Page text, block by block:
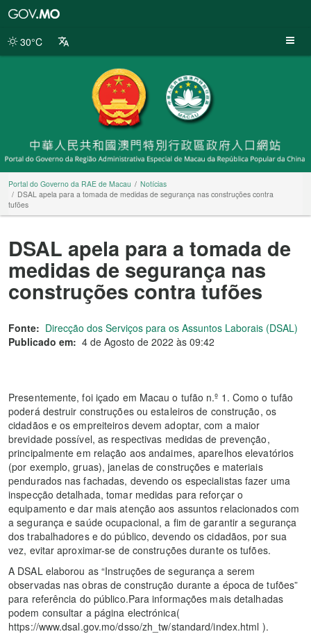
da
30°C
Portal do Governo da RAE de Macau
Notícias
DSAL apela para a tomada de medidas de segurança nas construções contra
tufões
DSAL apela para a tomada de
medidas de segurança nas
construções contra tufões
Fonte: Direcção dos Serviços para os Assuntos Laborais (DSAL)
Publicado em: 4 de Agosto de 2022 às 09:42
Presentemente, foi içado em Macau o tufão n.º 1. Como o tufão
poderá destruir construções ou estaleiros de construção, os
cidadãos e os empreiteiros devem adoptar, com a maior
brevidade possível, as respectivas medidas de prevenção,
principalmente em relação aos andaimes, aparelhos elevatórios
(por exemplo, gruas), janelas de construções e materiais
pendurados nas fachadas, devendo os especialistas fazer uma
inspecção detalhada, tomar medidas para reforçar o
equipamento e dar mais atenção aos assuntos relacionados com
a segurança e saúde ocupacional, a fim de garantir a segurança
dos trabalhadores e do público, devendo os cidadãos, por sua
vez, evitar aproximar-se de construções durante os tufões.
A DSAL elaborou as “Instruções de segurança a serem
observadas nas obras de construção durante a época de tufões”
para referência do público.Para informações mais detalhadas
podem consultar a página electrónica(
https://www.dsal.gov.mo/dsso/zh_tw/standard/index.html ).